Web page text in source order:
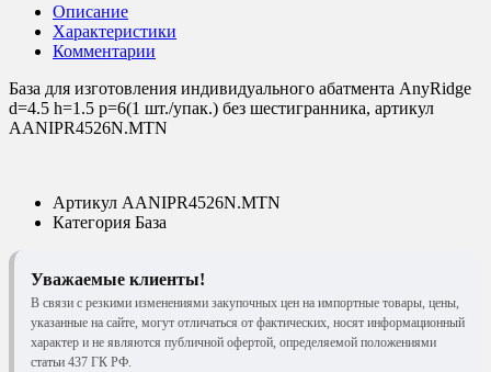
Описание
Характеристики
Комментарии
База для изготовления индивидуального абатмента AnyRidge
d=4.5 h=1.5 p=6(1 шт./упак.) без шестигранника, артикул
AANIPR4526N.MTN
Артикул AANIPR4526N.MTN
Категория База
Уважаемые клиенты!
В связи с резкими изменениями закупочных цен на импортные товары, цены,
указанные на сайте, могут отличаться от фактических, носят информационный
характер и не являются публичной офертой, определяемой положениями
статьи 437 ГК РФ.